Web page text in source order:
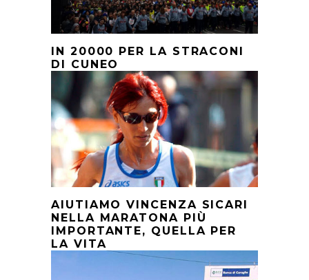
IN 20000 PER LA STRACONI
DI CUNEO
AIUTIAMO VINCENZA SICARI
NELLA MARATONA PIÙ
IMPORTANTE, QUELLA PER
LA VITA